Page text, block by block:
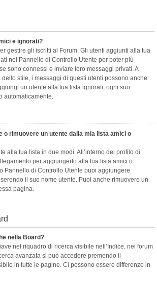
e ignorati?
gestire gli iscritti al Forum. Gli utenti aggiunti alla tua
nel Pannello di Controllo Utente per poter più
sono connessi e inviare loro messaggi privati. A
stile, i messaggi di questi utenti possono anche
un utente alla tua lista ignorati, ogni suo
automaticamente.
o rimuovere un utente dalla mia lista amici o
alla tua lista in due modi. All’interno del profilo di
per aggiungerlo alla tua lista amici o
Pannello di Controllo Utente puoi aggiungere
il suo nome utente. Puoi anche rimuovere un
pagina.
nella Board?
nel riquadro di ricerca visibile nell’Indice, nei forum
avanzata si può accedere premendo il
in tutte le pagine. Ci possono essere differenze in